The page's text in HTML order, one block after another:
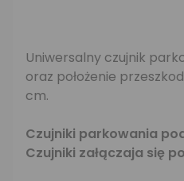
Uniwersalny czujnik
oraz położenie
cm.
Czujniki parkowania
Czujniki załączaja się